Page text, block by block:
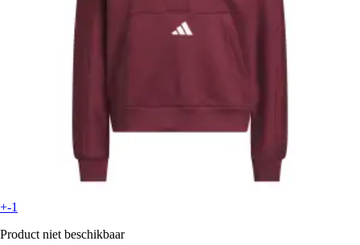
+-1
Product niet beschikbaar